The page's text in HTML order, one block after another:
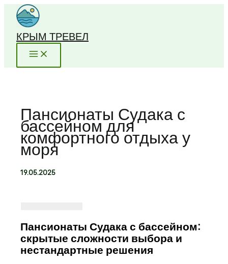
Перейти
содержимому
КРЫМ ТРЕВЕЛ
Пансионаты Судака с
бассейном для
комфортного отдыха у
моря
19.05.2025
Пансионаты Судака с бассейном:
скрытые сложности выбора и
нестандартные решения